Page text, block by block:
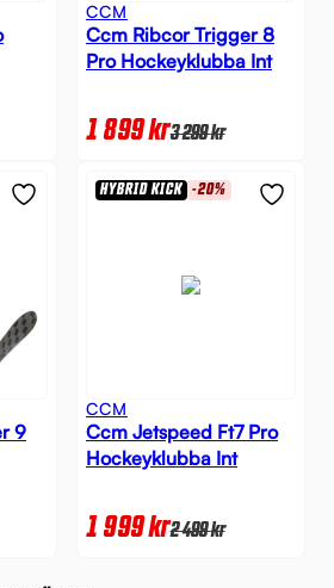
CCM
Ccm Ribcor Trigger 8
Pro Hockeyklubba Int
1 899kr3 299kr
9
HYBRID KICK -20%
CCM
Ccm Jetspeed Ft7 Pro
Hockeyklubba Int
1 999kr2 499kr